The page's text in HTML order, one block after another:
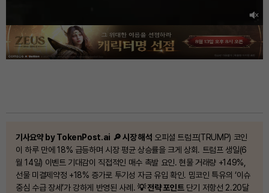
기사요약 by TokenPost.ai 🔎 시장 해석 오피셜 트럼프(TRUMP) 코인
이 하루 만에 18% 급등하며 시장 평균 상승률을 크게 상회. 트럼프 생일(6
월 14일) 이벤트 기대감이 직접적인 매수 촉발 요인. 현물 거래량 +149%,
선물 미결제약정 +18% 증가로 투기성 자금 유입 확인. 밈코인 특유의 ‘이슈
중심 수급 장세’가 강하게 반영된 사례. 💡 전략 포인트단기 저항선 2.20달